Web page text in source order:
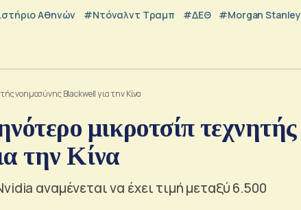
Αθηνών #Ντόναλντ Τραμπ #ΔΕΘ #Morgan Stanley
νοημοσύνης Blackwell για την Κίνα
μικροτσίπ τεχνητής
την Κίνα
αναμένεται να έχει τιμή μεταξύ 6.500